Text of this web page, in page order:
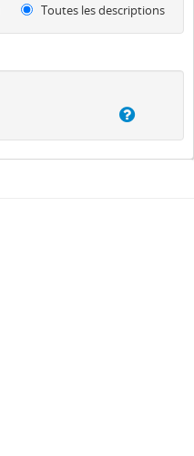
Toutes les descriptions